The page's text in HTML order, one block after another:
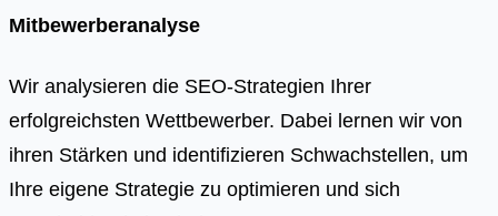
Mitbewerberanalyse
Wir analysieren die SEO-Strategien Ihrer
erfolgreichsten Wettbewerber. Dabei lernen wir von
ihren Stärken und identifizieren Schwachstellen, um
Ihre eigene Strategie zu optimieren und sich